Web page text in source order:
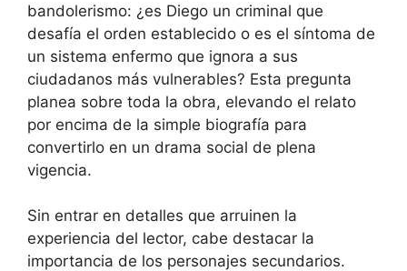
bandolerismo: ¿es Diego un criminal que
desafía el orden establecido o es el síntoma de
un sistema enfermo que ignora a sus
ciudadanos más vulnerables? Esta pregunta
planea sobre toda la obra, elevando el relato
por encima de la simple biografía para
convertirlo en un drama social de plena
vigencia.
Sin entrar en detalles que arruinen la
experiencia del lector, cabe destacar la
importancia de los personajes secundarios.